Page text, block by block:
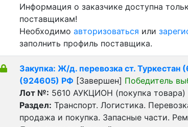
Информация о заказчике доступна
поставщикам!
Необходимо авторизоваться или
заполнить профиль поставщика.
Закупка: Ж/д. перевозка ст. Туркестан
(924605) РФ [Завершен] Победитель
Лот №: 5610 АУКЦИОН (покупка товара)
Раздел: Транспорт. Логистика.
продажа и покупка. Запасные части.